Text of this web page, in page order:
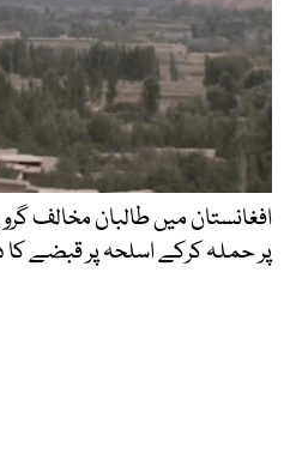
افغانستان میں طالبان مخالف
پر حملہ کرکے اسلحہ پر قبضے